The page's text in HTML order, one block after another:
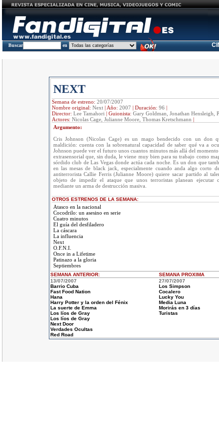
Buscar en
NEXT
Semana de estreno: 20/07/2007
Nombre original: Next| Año: 2007 | Duración: 96 |
Director: Lee Tamahori | Guionista: Gary Goldman, Jonathan Hensleigh,
Actores: Nicolas Cage, Julianne Moore, Thomas Kretschmann |
Argumento:
Cris Johnson (Nicolas Cage) es un mago bendecido con un don
maldición: cuenta con la sobrenatural capacidad de saber qué va a
Johnson puede ver el futuro unos cuantos minutos más allá del
extrasensorial que, sin duda, le viene muy bien para su trabajo como
sórdido club de Las Vegas donde actúa cada noche. Es un don que
en las mesas de black jack, especialmente cuando anda algo corto
antiterrorista Callie Ferris (Julianne Moore) quiere sacar partido al
objeto de impedir el ataque que unos terroristas planean ejecutar
mediante un arma de destrucción masiva.
OTROS ESTRENOS DE LA SEMANA:
Atasco en la nacional
Cocodrilo: un asesino en serie
Cuatro minutos
El guía del desfiladero
La cáscara
La influencia
Next
O.F.N.I.
Once in a Lifetime
Patinazo a la gloria
Septiembres
SEMANA ANTERIOR: SEMANA PROXIMA
13/07/2007
Barrio Cuba
Fast Food Nation
Hana
Harry Potter y la orden del Fénix
La suerte de Emma
Los líos de Gray
Los líos de Gray
Next Door
Verdades Ocultas
Red Road
27/07/2007
Los Simpson
Cocalero
Lucky You
Media Luna
Morirás en 3 días
Turistas